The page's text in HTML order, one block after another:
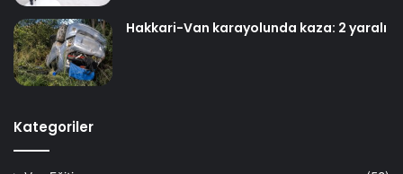
Hakkari-Van karayolunda kaza: 2 yaralı
Kategoriler